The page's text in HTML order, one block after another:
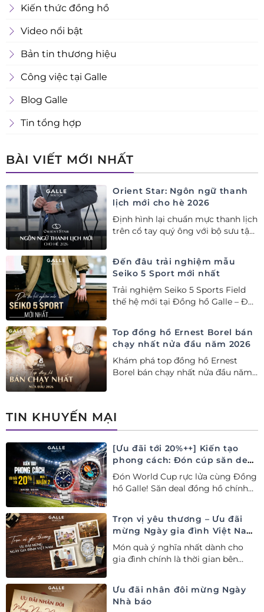
Kiến thức đồng hồ
Video nổi bật
Bản tin thương hiệu
Công việc tại Galle
Blog Galle
Tin tổng hợp
BÀI VIẾT MỚI NHẤT
Orient Star: Ngôn ngữ thanh
lịch mới cho hè 2026
Định hình lại chuẩn mực thanh lịch
trên cổ tay quý ông với bộ sưu tập
Đến đâu trải nghiệm mẫu
Seiko 5 Sport mới nhất
Trải nghiệm Seiko 5 Sports Field
thế hệ mới tại Đồng hồ Galle – Đại
Top đồng hồ Ernest Borel bán
chạy nhất nửa đầu năm 2026
Khám phá top đồng hồ Ernest
Borel bán chạy nhất nửa đầu năm
TIN KHUYẾN MẠI
[Ưu đãi tới 20%++] Kiến tạo
phong cách: Đón cúp săn deal
– Siêu ưu đãi đồng hành cùng
World Cup
Đón World Cup rực lửa cùng Đồng
hồ Galle! Săn deal đồng hồ chính
Trọn vị yêu thương – Ưu đãi
mừng Ngày gia đình Việt Nam
28/06
Món quà ý nghĩa nhất dành cho
gia đình chính là thời gian bên
Gia đình Việt Nam.
Ưu đãi nhân đôi mừng Ngày
Nhà báo